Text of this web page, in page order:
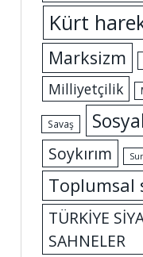
Kürt
Marksizm
Milliyetçilik
Savaş
Soykırım
Toplumsal
TÜRKİYE
SAHNELER